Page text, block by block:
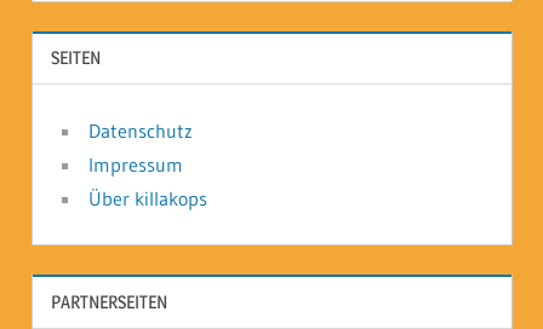
SEITEN
Datenschutz
Impressum
Über killakops
PARTNERSEITEN